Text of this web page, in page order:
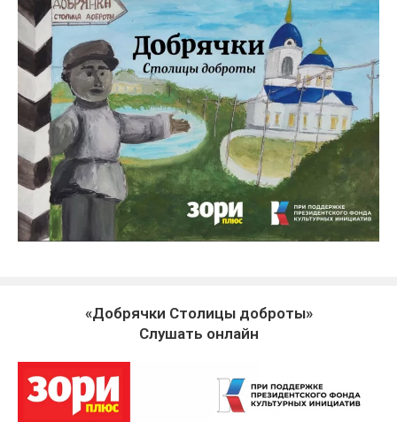
«Добрячки Столицы доброты»
Слушать онлайн